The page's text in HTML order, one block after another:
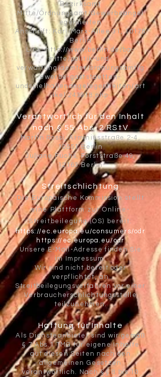
Bezirksamt
Mitte/Ordnungsamt/Gewerbeangel
egenheiten
Anschrift: Karl-Marx-Allee 31, 10178
Berlin
Link:http://www.berlin.de/ba-
mitte/politik-und-
verwaltung/aemter/ordnungsamt/g
ewerbe-gaststaetten-
undspielhallenangelegenheiten/art
ikel.243918.php
Verantwortlich für den Inhalt
nach § 55 Abs. 2 RStV
Martin Rossi, Arminiusstraße 2-4,
10551 Berlin
Juliane Fuchs,Forststraße 49,
12163 Berlin
Streitschlichtung
Die Europäische Kommission stellt
eine Plattform zur Online-
Streitbeilegung (OS) bereit:
https://ec.europa.eu/consumers/odr
https://ec.europa.eu/odr
Unsere E-Mail-Adresse finden Sie
im Impressum.
Wir sind nicht bereit oder
verpflichtet, an
Streitbeilegungsverfahren vor einer
Verbraucherschlichtungsstelle
teilzunehmen.
Haftung für Inhalte
Als Diensteanbieter sind wir gemäß
§ 7 Abs.1 TMG für eigene Inhalte
auf diesen Seiten nach den
allgemeinen Gesetzen
verantwortlich. Nach §§ 8 bis 10